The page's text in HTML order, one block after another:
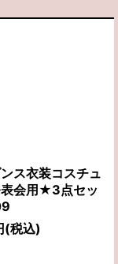
ス衣装コスチュ
会用★3点セッ
(税込)